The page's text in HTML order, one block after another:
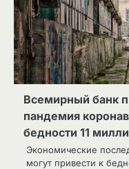
Всемирный банк
пандемия
бедности 11
Экономические
могут привести к